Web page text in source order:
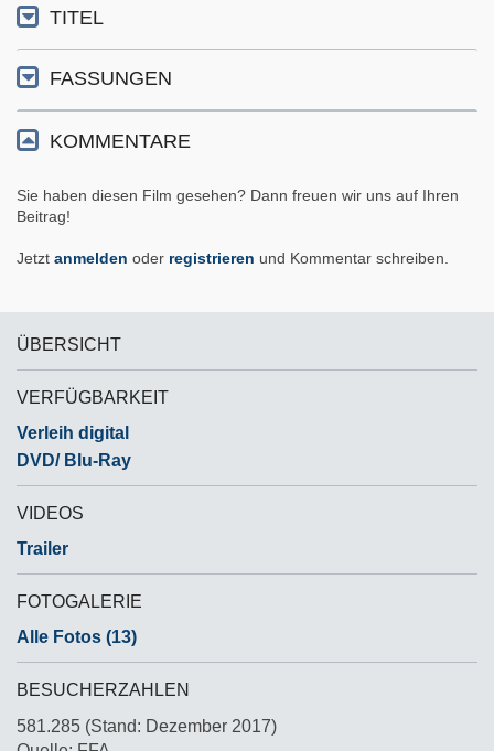
TITEL
FASSUNGEN
KOMMENTARE
Sie haben diesen Film gesehen? Dann freuen wir uns auf Ihren
Beitrag!
Jetzt anmelden oder registrieren und Kommentar schreiben.
ÜBERSICHT
VERFÜGBARKEIT
Verleih digital
DVD/ Blu-Ray
VIDEOS
Trailer
FOTOGALERIE
Alle Fotos (13)
BESUCHERZAHLEN
581.285 (Stand: Dezember 2017)